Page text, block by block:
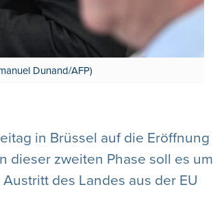
Dunand/AFP)
in Brüssel auf die Eröffnung
dieser zweiten Phase soll es um
des Landes aus der EU